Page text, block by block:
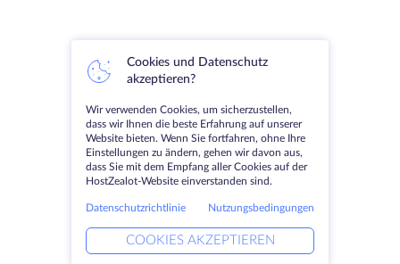
Cookies und Datenschutz
akzeptieren?
Wir verwenden Cookies, um sicherzustellen,
dass wir Ihnen die beste Erfahrung auf unserer
Website bieten. Wenn Sie fortfahren, ohne Ihre
Einstellungen zu ändern, gehen wir davon aus,
dass Sie mit dem Empfang aller Cookies auf der
HostZealot-Website einverstanden sind.
Datenschutzrichtlinie Nutzungsbedingungen
COOKIES AKZEPTIEREN